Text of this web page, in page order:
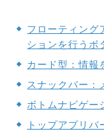
フローティング
ションを行うボ
カード型：情報
スナックバー：
ボトムナビゲー
トップアプリ